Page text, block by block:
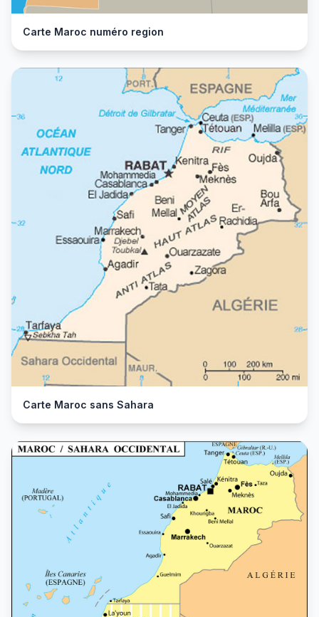
Carte Maroc numéro region
Carte Maroc sans Sahara